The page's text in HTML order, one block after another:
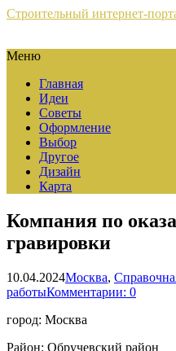
Строительный интернет-
Меню
Главная
Идеи
Советы
Оформление
Выбор
Другое
Дизайн
Карта
Компания по
гравировки
10.04.2024Москва,
работыКомментарии: 0
город: Москва
Район: Обручевский район